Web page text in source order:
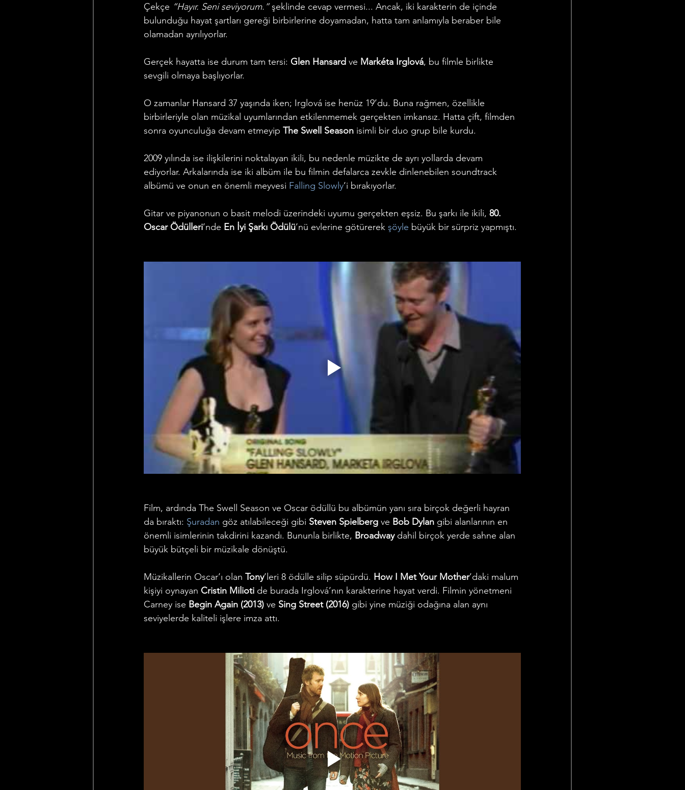
Çekçe “Hayır. Seni seviyorum.” şeklinde cevap vermesi... Ancak, iki karakterin de içinde
bulunduğu hayat şartları gereği birbirlerine doyamadan, hatta tam anlamıyla beraber bile
olamadan ayrılıyorlar.
Gerçek hayatta ise durum tam tersi: Glen Hansard ve Markéta Irglová, bu filmle birlikte
sevgili olmaya başlıyorlar.
O zamanlar Hansard 37 yaşında iken; Irglová ise henüz 19’du. Buna rağmen, özellikle
birbirleriyle olan müzikal uyumlarından etkilenmemek gerçekten imkansız. Hatta çift, filmden
sonra oyunculuğa devam etmeyip The Swell Season isimli bir duo grup bile kurdu.
2009 yılında ise ilişkilerini noktalayan ikili, bu nedenle müzikte de ayrı yollarda devam
ediyorlar. Arkalarında ise iki albüm ile bu filmin defalarca zevkle dinlenebilen soundtrack
albümü ve onun en önemli meyvesi Falling Slowly’i bırakıyorlar.
Gitar ve piyanonun o basit melodi üzerindeki uyumu gerçekten eşsiz. Bu şarkı ile ikili, 80.
Oscar Ödülleri’nde En İyi Şarkı Ödülü’nü evlerine götürerek şöyle büyük bir sürpriz yapmıştı.
Film, ardında The Swell Season ve Oscar ödüllü bu albümün yanı sıra birçok değerli hayran
da bıraktı: Şuradan göz atılabileceği gibi Steven Spielberg ve Bob Dylan gibi alanlarının en
önemli isimlerinin takdirini kazandı. Bununla birlikte, Broadway dahil birçok yerde sahne alan
büyük bütçeli bir müzikale dönüştü.
Müzikallerin Oscar’ı olan Tony’leri 8 ödülle silip süpürdü. How I Met Your Mother’daki malum
kişiyi oynayan Cristin Milioti de burada Irglová’nın karakterine hayat verdi. Filmin yönetmeni
Carney ise Begin Again (2013) ve Sing Street (2016) gibi yine müziği odağına alan aynı
seviyelerde kaliteli işlere imza attı.